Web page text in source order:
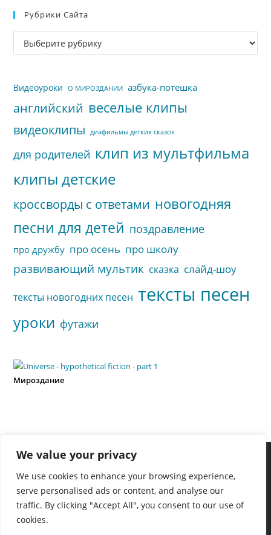
We value your privacy
We use cookies to enhance your browsing experience,
serve personalised ads or content, and analyse our
traffic. By clicking "Accept All", you consent to our use of
cookies.
Рубрики Сайта
Рубрики
сайта
Видеоуроки О МИРОЗДАНИИ азбука-потешка
английский веселые клипы
видеоклипы диафильмы детких сказок
для родителей клип из мультфильма
клипы детские
кроссворды с ответами новогодняя
песни для детей поздравление
про дружбу про осень про школу
развивающий мультик сказка слайд-шоу
тексты новогодних песен тексты песен
уроки футажи
Мироздание